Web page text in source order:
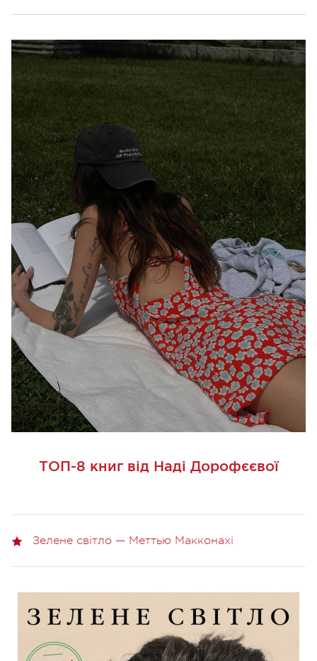
ТОП-8 книг від Наді Дорофєєвої
Зелене світло — Меттью Макконахі